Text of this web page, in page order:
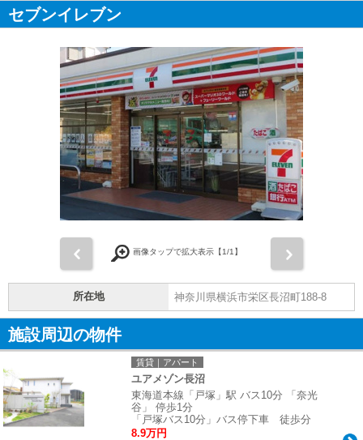
セブンイレブン
画像タップで拡大表示【1/1】
所在地 神奈川県横浜市栄区長沼町188-8
施設周辺の物件
賃貸｜アパート
ユアメゾン長沼
東海道本線「戸塚」駅 バス10分 「奈光
谷」 停歩1分
「戸塚バス10分」バス停下車 徒歩分
8.9万円